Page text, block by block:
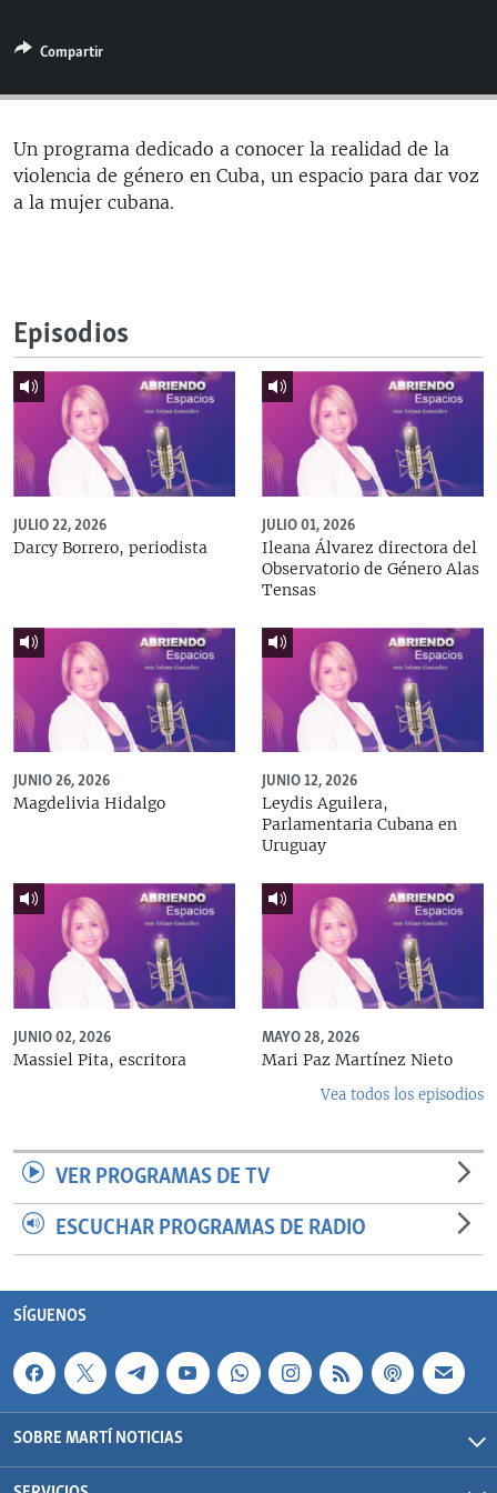
ESPECIALES
ESPECIALES
LA REALIDAD DE LA VIVIENDA EN CUBA
SER VIEJO EN CUBA
KENTU-CUBANO
LA INVASIÓN DE RUSIA A UCRANIA
MULTIMEDIA
EDITORIALES
SÍGUENOS
Compartir
Un programa dedicado a conocer la realidad de la
violencia de género en Cuba, un espacio para dar voz
a la mujer cubana.
Episodios
JULIO 22, 2026
Darcy Borrero, periodista
JULIO 01, 2026
Ileana Álvarez directora del
Observatorio de Género Alas
Tensas
JUNIO 26, 2026
Magdelivia Hidalgo
JUNIO 12, 2026
Leydis Aguilera,
Parlamentaria Cubana en
Uruguay
JUNIO 02, 2026
Massiel Pita, escritora
MAYO 28, 2026
Mari Paz Martínez Nieto
Vea todos los episodios
VER PROGRAMAS DE TV
ESCUCHAR PROGRAMAS DE RADIO
SÍGUENOS
SOBRE MARTÍ NOTICIAS